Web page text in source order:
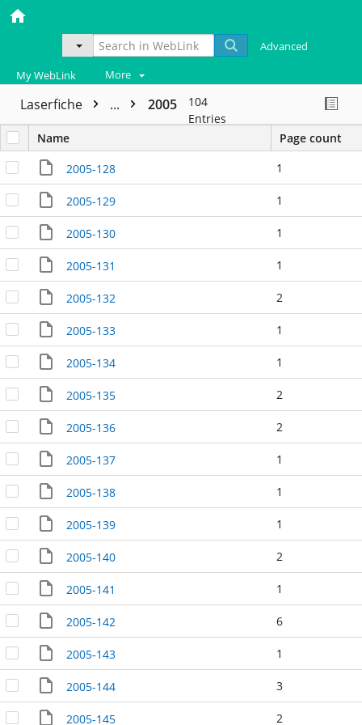
Advanced
My WebLink More
Laserfiche ... 2005
104
Entries
Name
Page count
2005-128
1
2005-129 1
2005-130 1
2005-131 1
2005-132 2
2005-133 1
2005-134 1
2005-135 2
2005-136 2
2005-137 1
2005-138 1
2005-139 1
2005-140 2
2005-141 1
2005-142 6
2005-143 1
2005-144 3
2005-145 2